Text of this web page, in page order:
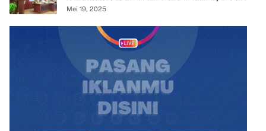
Merah Putih
Mei 19, 2025